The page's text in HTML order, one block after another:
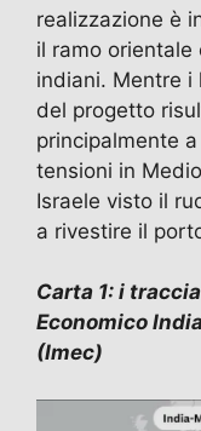
realizzazione è
il ramo orientale
indiani. Mentre i
del progetto
principalmente
tensioni in
Israele visto il
a rivestire il
Carta 1: i
Economico
(Imec)